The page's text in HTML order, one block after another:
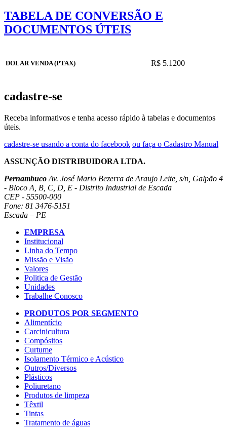
TABELA DE CONVERSÃO E
DOCUMENTOS ÚTEIS
DOLAR VENDA (PTAX) R$ 5.1200
cadastre-se
Receba informativos e tenha acesso rápido à tabelas e documentos
úteis.
cadastre-se usando a conta do facebook ou faça o Cadastro Manual
ASSUNÇÃO DISTRIBUIDORA LTDA.
Pernambuco Av. José Mario Bezerra de Araujo Leite, s/n, Galpão 4
- Bloco A, B, C, D, E - Distrito Industrial de Escada
CEP - 55500-000
Fone: 81 3476-5151
Escada – PE
EMPRESA
Institucional
Linha do Tempo
Missão e Visão
Valores
Politica de Gestão
Unidades
Trabalhe Conosco
PRODUTOS POR SEGMENTO
Alimentício
Carcinicultura
Compósitos
Curtume
Isolamento Térmico e Acústico
Outros/Diversos
Plásticos
Poliuretano
Produtos de limpeza
Têxtil
Tintas
Tratamento de águas